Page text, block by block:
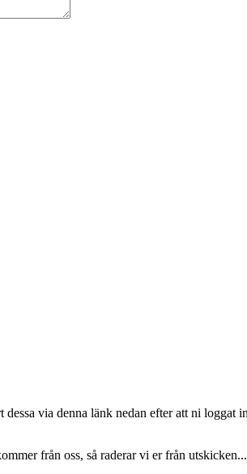
via denna länk nedan efter att ni loggat
från oss, så raderar vi er från